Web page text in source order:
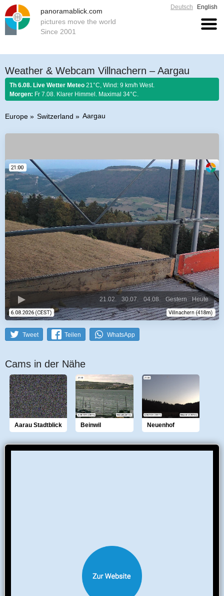
panoramablick.com
pictures move the world
Since 2001
Deutsch English
Weather & Webcam Villnachern – Aargau
Th 6.08. Live Wetter Meteo 21°C, Wind: 9 km/h West.
Morgen: Fr 7.08. Klarer Himmel. Maximal 34°C.
Europe Switzerland Aargau
Heute
Gestern
04.08.
30.07.
21.02.
Tweet Teilen WhatsApp
Cams in der Nähe
Aarau Stadtblick Beinwil Neuenhof